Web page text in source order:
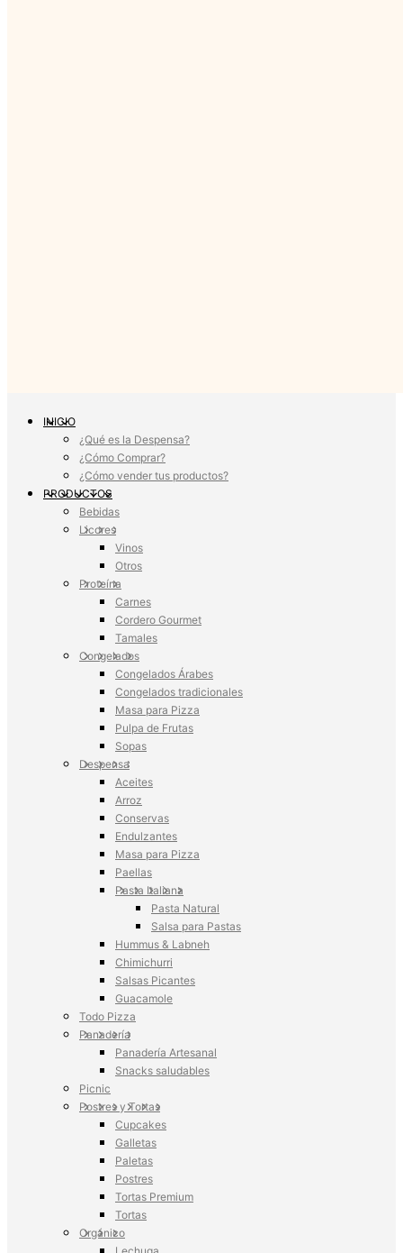
INICIO
¿Qué es la Despensa?
¿Cómo Comprar?
¿Cómo vender tus productos?
PRODUCTOS
Bebidas
Licores
Vinos
Otros
Proteína
Carnes
Cordero Gourmet
Tamales
Congelados
Congelados Árabes
Congelados tradicionales
Masa para Pizza
Pulpa de Frutas
Sopas
Despensa
Aceites
Arroz
Conservas
Endulzantes
Masa para Pizza
Paellas
Pasta Italiana
Pasta Natural
Salsa para Pastas
Hummus & Labneh
Chimichurri
Salsas Picantes
Guacamole
Todo Pizza
Panadería
Panadería Artesanal
Snacks saludables
Picnic
Postres y Tortas
Cupcakes
Galletas
Paletas
Postres
Tortas Premium
Tortas
Orgánico